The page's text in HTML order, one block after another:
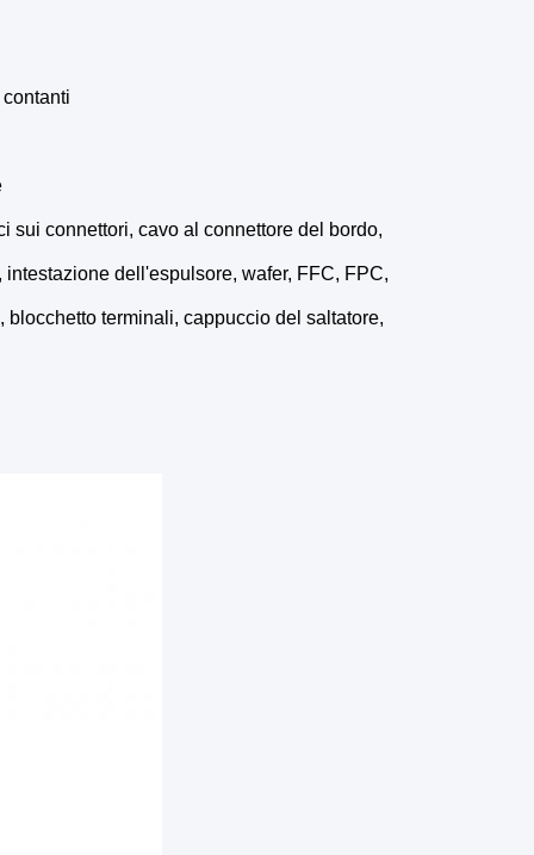
sui connettori, cavo al connettore del bordo,
dell'espulsore, wafer, FFC, FPC,
terminali, cappuccio del saltatore,